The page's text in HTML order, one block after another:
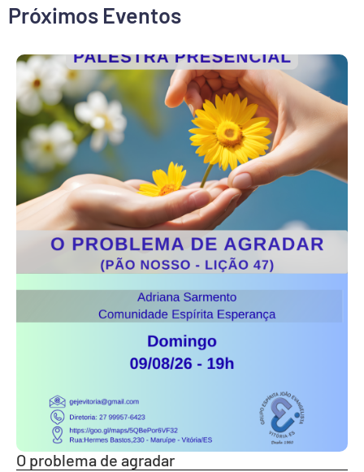
Próximos Eventos
O problema de agradar